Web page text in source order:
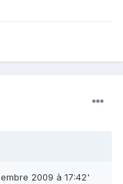
2009 à 17:42'